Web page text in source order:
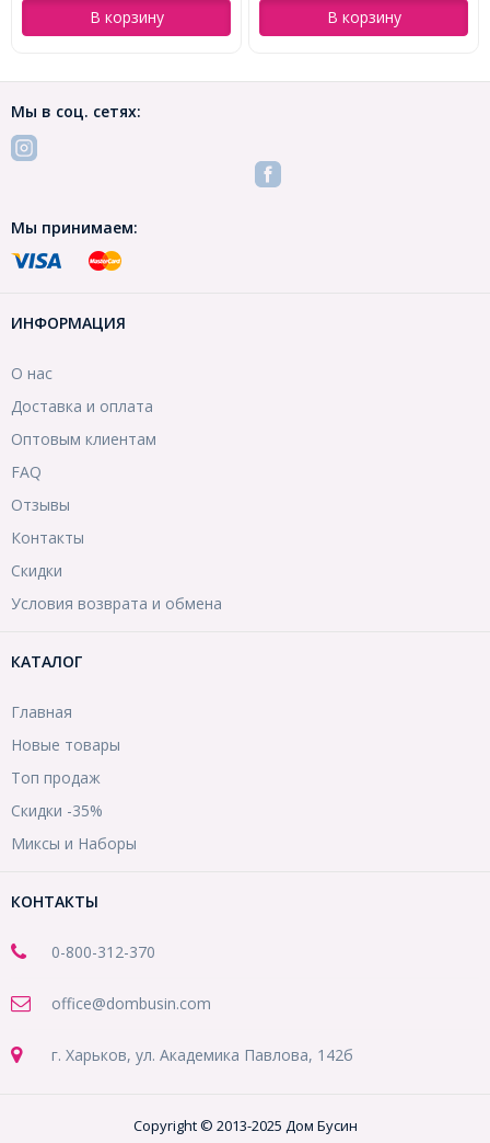
В корзину В корзину
Мы в соц. сетях:
Мы принимаем:
ИНФОРМАЦИЯ
О нас
Доставка и оплата
Оптовым клиентам
FAQ
Отзывы
Контакты
Скидки
Условия возврата и обмена
КАТАЛОГ
Главная
Новые товары
Топ продаж
Скидки -35%
Миксы и Наборы
КОНТАКТЫ
0-800-312-370
office@dombusin.com
г. Харьков, ул. Академика Павлова, 142б
Copyright © 2013-2025 Дом Бусин